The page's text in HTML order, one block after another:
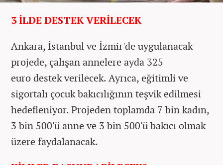
3 İLDE DESTEK VERİLECEK
Ankara, İstanbul ve İzmir'de uygulanacak
projede, çalışan annelere ayda 325
euro destek verilecek. Ayrıca, eğitimli ve
sigortalı çocuk bakıcılığının teşvik edilmesi
hedefleniyor. Projeden toplamda 7 bin kadın,
3 bin 500'ü anne ve 3 bin 500'ü bakıcı olmak
üzere faydalanacak.